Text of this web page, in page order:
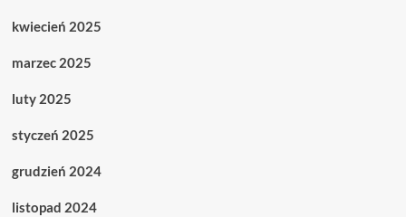
kwiecień 2025
marzec 2025
luty 2025
styczeń 2025
grudzień 2024
listopad 2024